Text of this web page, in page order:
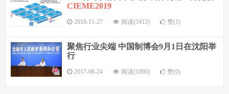
CIEME2019
2018-11-27 阅读(3413) 赞(1)
聚焦行业尖端 中国制博会9月1日在沈阳举
行
2017-08-24 阅读(1890) 赞(0)